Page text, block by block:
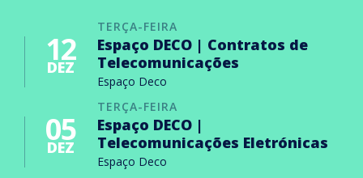
TERÇA-FEIRA
12
DEZ
Espaço DECO | Contratos de
Telecomunicações
Espaço Deco
TERÇA-FEIRA
05
DEZ
Espaço DECO |
Telecomunicações Eletrónicas
Espaço Deco